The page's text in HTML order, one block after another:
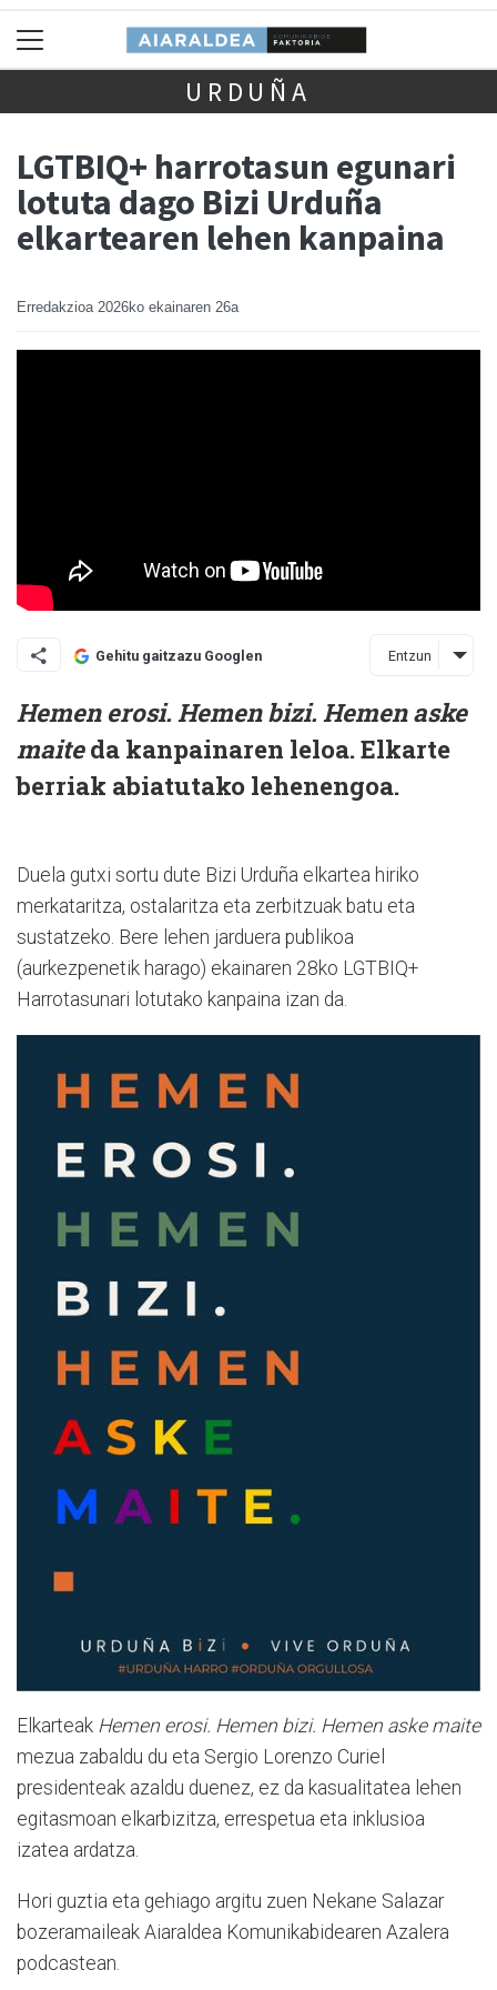
URDUÑA
LGTBIQ+ harrotasun egunari
lotuta dago Bizi Urduña
elkartearen lehen kanpaina
Erredakzioa 2026ko ekainaren 26a
Gehitu gaitzazu Googlen Entzun
Hemen erosi. Hemen bizi. Hemen aske
maiteda kanpainaren leloa. Elkarte
berriak abiatutako lehenengoa.
Duela gutxi sortu dute Bizi Urduña elkartea hiriko
merkataritza, ostalaritza eta zerbitzuak batu eta
sustatzeko. Bere lehen jarduera publikoa
(aurkezpenetik harago) ekainaren 28ko LGTBIQ+
Harrotasunari lotutako kanpaina izan da.
Elkarteak Hemen erosi. Hemen bizi. Hemen aske maite
mezua zabaldu du eta Sergio Lorenzo Curiel
presidenteak azaldu duenez, ez da kasualitatea lehen
egitasmoan elkarbizitza, errespetua eta inklusioa
izatea ardatza.
Hori guztia eta gehiago argitu zuen Nekane Salazar
bozeramaileak Aiaraldea Komunikabidearen Azalera
podcastean.